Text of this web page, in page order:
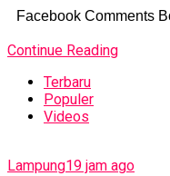
Facebook Comments
Continue Reading
Terbaru
Populer
Videos
Lampung19 jam ago